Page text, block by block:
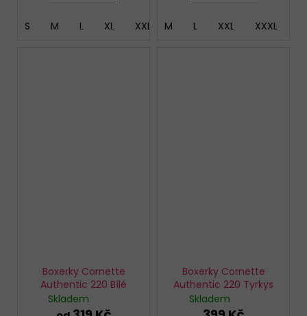
S M L XL XXL XXXL 4XL 5XL
M L XXL XXXL
Boxerky Cornette
Authentic 220 Bílé
Skladem
Boxerky Cornette
Authentic 220 Tyrkys
Skladem